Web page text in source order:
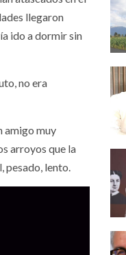
llegaron
ido a dormir sin
no era
amigo muy
arroyos que la
lento.